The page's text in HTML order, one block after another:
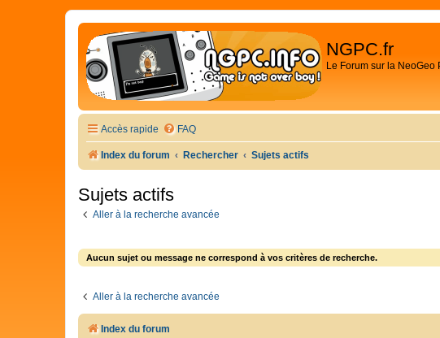
NGPC.fr
Le Forum sur la NeoGeo
Accès rapide FAQ
Index du forum Rechercher Sujets actifs
Sujets actifs
Aller à la recherche avancée
Aucun sujet ou message ne correspond à vos critères de recherche.
Aller à la recherche avancée
Index du forum